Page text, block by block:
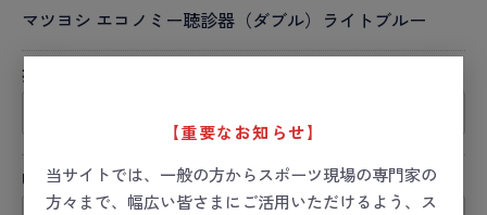
【重要なお知らせ】
当サイトでは、一般の方からスポーツ現場の専門家の
方々まで、幅広い皆さまにご活用いただけるよう、ス
マツヨシ エコノミー聴診器（ダブル）ライトブルー
投稿者名
URL